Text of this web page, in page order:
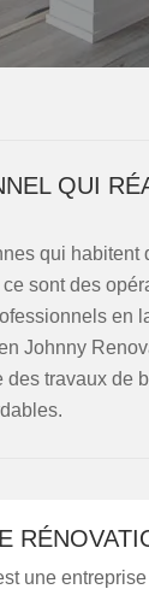
QUI
qui habitent
sont des
en
Johnny
travaux de
une